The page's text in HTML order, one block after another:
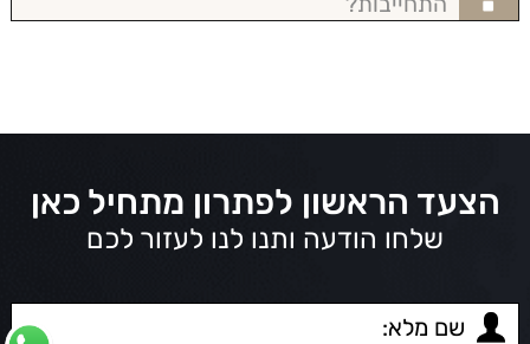
הצעד הראשון לפתרון מתחיל כאן
שלחו הודעה ותנו לנו לעזור לכם